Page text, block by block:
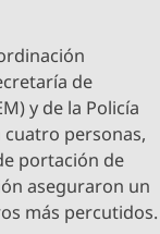
de
y de la Policía
personas,
portación de
aseguraron un
más percutidos.